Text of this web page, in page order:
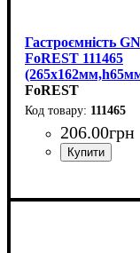
Гастроємність
FoREST 111465
FoREST
111465
206.00грн